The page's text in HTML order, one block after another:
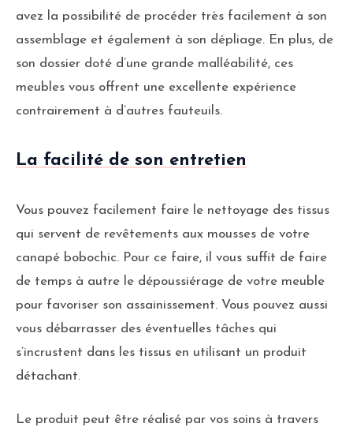
avez la possibilité de procéder très facilement à son
assemblage et également à son dépliage. En plus, de
son dossier doté d’une grande malléabilité, ces
meubles vous offrent une excellente expérience
contrairement à d’autres fauteuils.
La facilité de son entretien
Vous pouvez facilement faire le nettoyage des tissus
qui servent de revêtements aux mousses de votre
canapé bobochic. Pour ce faire, il vous suffit de faire
de temps à autre le dépoussiérage de votre meuble
pour favoriser son assainissement. Vous pouvez aussi
vous débarrasser des éventuelles tâches qui
s’incrustent dans les tissus en utilisant un produit
détachant.
Le produit peut être réalisé par vos soins à travers